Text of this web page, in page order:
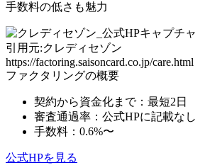
手数料の低さも魅力
引用元:クレディセゾン
https://factoring.saisoncard.co.jp/care.html
ファクタリングの概要
契約から資金化まで： 最短2日
審査通過率：公式HPに記載なし
手数料：0.6%〜
公式HPを見る